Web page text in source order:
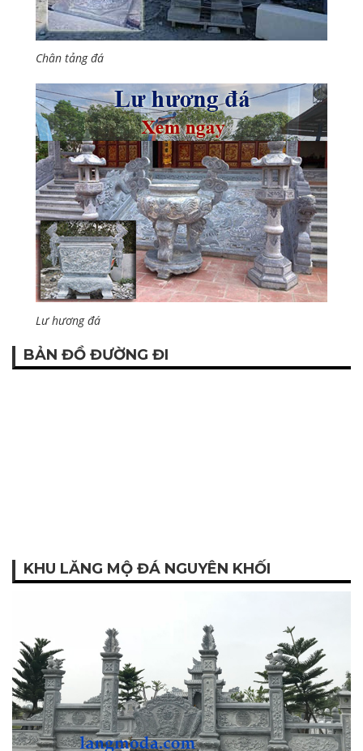
Chân tảng đá
Lư hương đá
BẢN ĐỒ ĐƯỜNG ĐI
KHU LĂNG MỘ ĐÁ NGUYÊN KHỐI